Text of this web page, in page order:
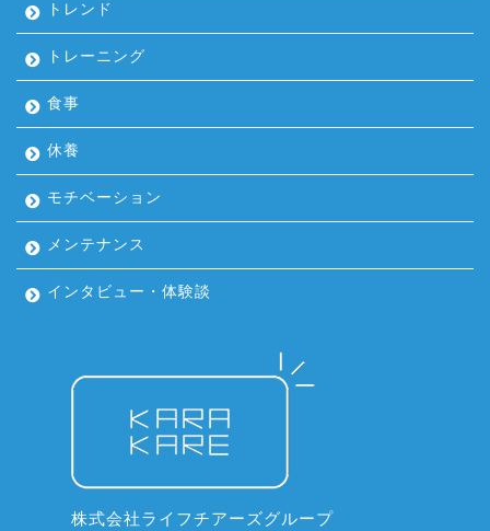
トレンド
トレーニング
食事
休養
モチベーション
メンテナンス
インタビュー・体験談
株式会社ライフチアーズグループ